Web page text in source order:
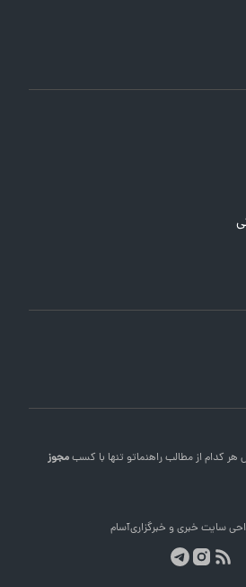
راهنماتو تنها با کسبمجوز
سایت خبری و خبرگزاریآسام